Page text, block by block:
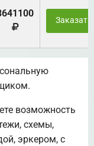
Заказать
возможность
схемы,
эркером, с